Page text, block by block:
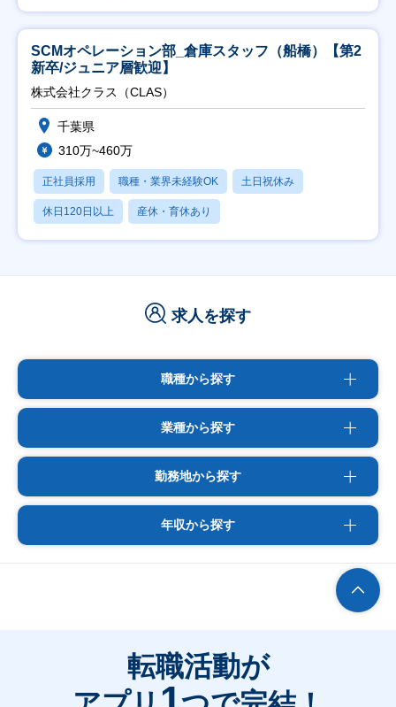
SCMオペレーション部_倉庫スタッフ（船橋）【第2
新卒/ジュニア層歓迎】
株式会社クラス（CLAS）
千葉県
310万~460万
正社員採用 職種・業界未経験OK 土日祝休み
休日120日以上 産休・育休あり
求人を探す
職種から探す
業種から探す
勤務地から探す
年収から探す
転職活動が